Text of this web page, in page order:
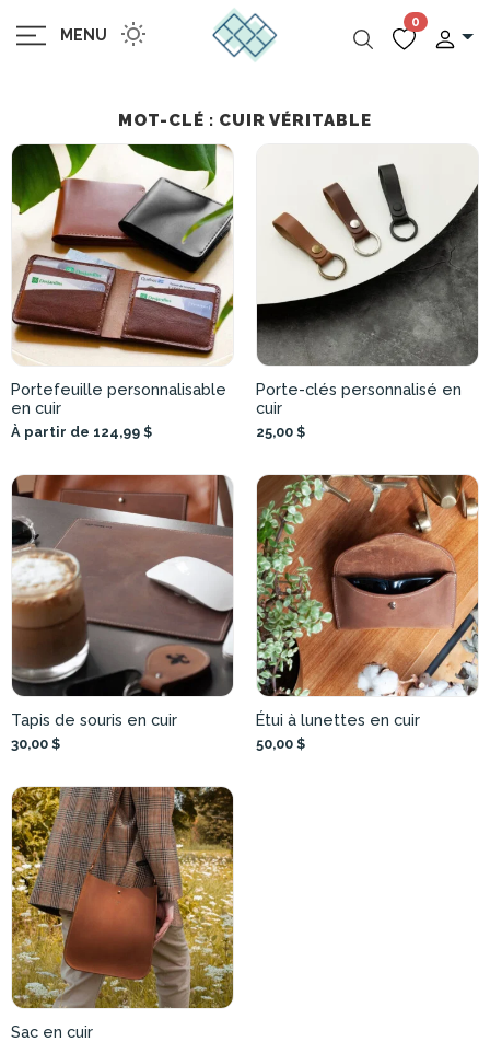
MENU
0
MOT-CLÉ : CUIR VÉRITABLE
Portefeuille personnalisable
en cuir
À partir de 124,99 $
Porte-clés personnalisé en
cuir
25,00 $
Tapis de souris en cuir
30,00 $
Étui à lunettes en cuir
50,00 $
Sac en cuir